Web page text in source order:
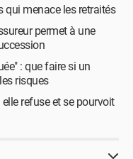
qui menace les retraités
permet à une
: que faire si un
risques
refuse et se pourvoit